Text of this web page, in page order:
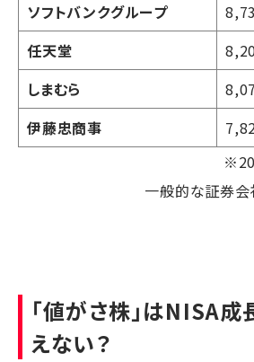
ソフトバンクグループ
任天堂
しまむら
伊藤忠商事
一般的な証券
「値がさ株」はNISA
えない？